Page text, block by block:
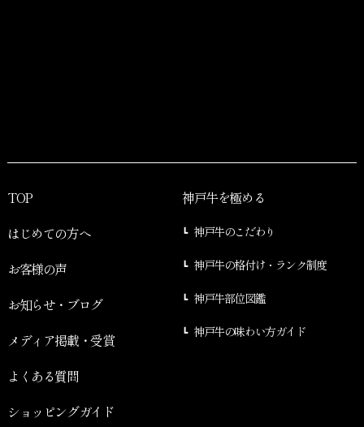
TOP
はじめての方へ
お客様の声
お知らせ・ブログ
メディア掲載・受賞
よくある質問
ショッピングガイド
神戸牛を極める
神戸牛のこだわり
神戸牛の格付け・ランク制度
神戸牛部位図鑑
神戸牛の味わい方ガイド